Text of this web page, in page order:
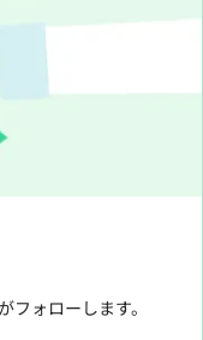
ォローします。